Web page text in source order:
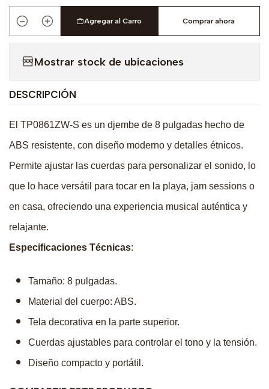
Cantidad
Agregar al Carro Comprar ahora
Mostrar stock de ubicaciones
DESCRIPCIÓN
El TP0861ZW-S es un djembe de 8 pulgadas hecho de
ABS resistente, con diseño moderno y detalles étnicos.
Permite ajustar las cuerdas para personalizar el sonido, lo
que lo hace versátil para tocar en la playa, jam sessions o
en casa, ofreciendo una experiencia musical auténtica y
relajante.
Especificaciones Técnicas:
Tamaño: 8 pulgadas.
Material del cuerpo: ABS.
Tela decorativa en la parte superior.
Cuerdas ajustables para controlar el tono y la tensión.
Diseño compacto y portátil.